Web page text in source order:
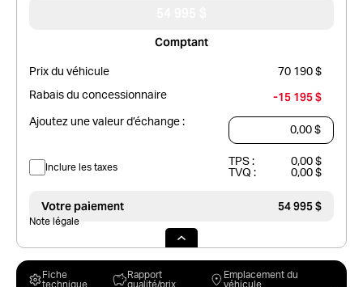
Comptant
Prix du véhicule 70 190 $
Rabais du concessionnaire -15 195 $
Ajoutez une valeur d’échange :
Inclure les taxes TPS :
0,00 $
TVQ :
0,00 $
Votre paiement 54 995 $
Note légale
Fiche
technique
Rapport
qualité/prix
Emplacement du
véhicule